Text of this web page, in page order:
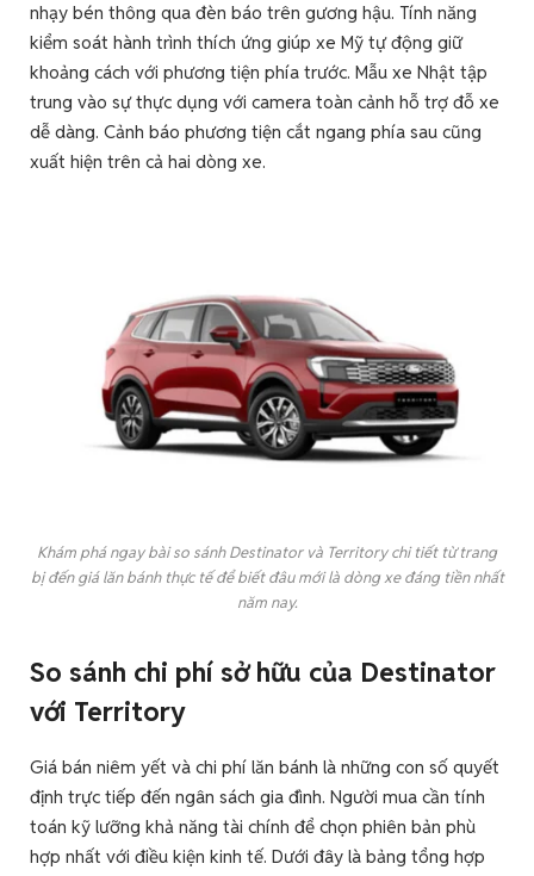
nhạy bén thông qua đèn báo trên gương hậu. Tính năng
kiểm soát hành trình thích ứng giúp xe Mỹ tự động giữ
khoảng cách với phương tiện phía trước. Mẫu xe Nhật tập
trung vào sự thực dụng với camera toàn cảnh hỗ trợ đỗ xe
dễ dàng. Cảnh báo phương tiện cắt ngang phía sau cũng
xuất hiện trên cả hai dòng xe.
Khám phá ngay bài so sánh Destinator và Territory chi tiết từ trang
bị đến giá lăn bánh thực tế để biết đâu mới là dòng xe đáng tiền nhất
năm nay.
So sánh chi phí sở hữu của Destinator
với Territory
Giá bán niêm yết và chi phí lăn bánh là những con số quyết
định trực tiếp đến ngân sách gia đình. Người mua cần tính
toán kỹ lưỡng khả năng tài chính để chọn phiên bản phù
hợp nhất với điều kiện kinh tế. Dưới đây là bảng tổng hợp